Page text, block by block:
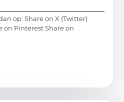
op: Share on X (Twitter)
on Pinterest Share on